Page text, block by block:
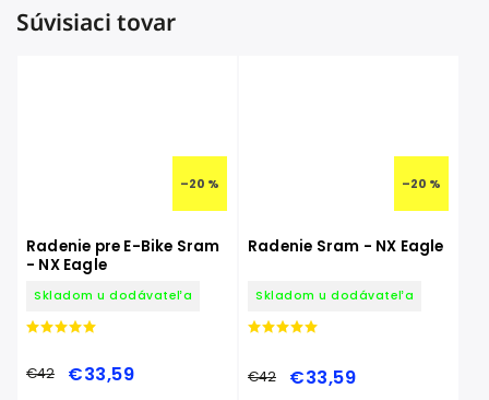
Súvisiaci tovar
–20 %
Radenie pre E-Bike Sram
- NX Eagle
Skladom u dodávateľa
€42 €33,59
–20 %
Radenie Sram - NX Eagle
Skladom u dodávateľa
€42 €33,59